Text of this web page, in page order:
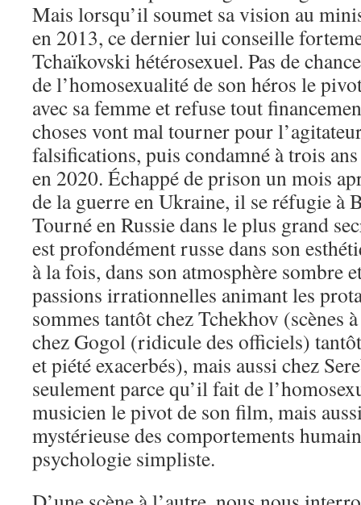
Mais lorsqu’il soumet sa vision au
en 2013, ce dernier lui conseille
Tchaïkovski hétérosexuel. Pas de
de l’homosexualité de son héros le
avec sa femme et refuse tout
choses vont mal tourner pour
falsifications, puis condamné à trois
en 2020. Échappé de prison un mois
de la guerre en Ukraine, il se réfugie à
Tourné en Russie dans le plus grand
est profondément russe dans son
à la fois, dans son atmosphère sombre
passions irrationnelles animant les
sommes tantôt chez Tchekhov (scènes
chez Gogol (ridicule des officiels)
et piété exacerbés), mais aussi chez
seulement parce qu’il fait de
musicien le pivot de son film, mais
mystérieuse des comportements
psychologie simpliste.